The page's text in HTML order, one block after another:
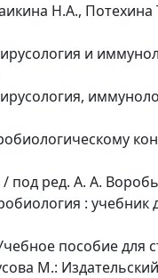
Н.А.,
и
ред. А. А.
:
пособие для
М.: